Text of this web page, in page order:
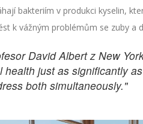
bakteriím v produkci kyselin,
k vážným problémům se zuby a
David Albert z New
health just as significantly
both simultaneously."